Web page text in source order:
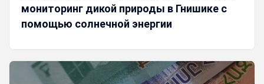
мониторинг дикой природы в Гнишике с
помощью солнечной энергии